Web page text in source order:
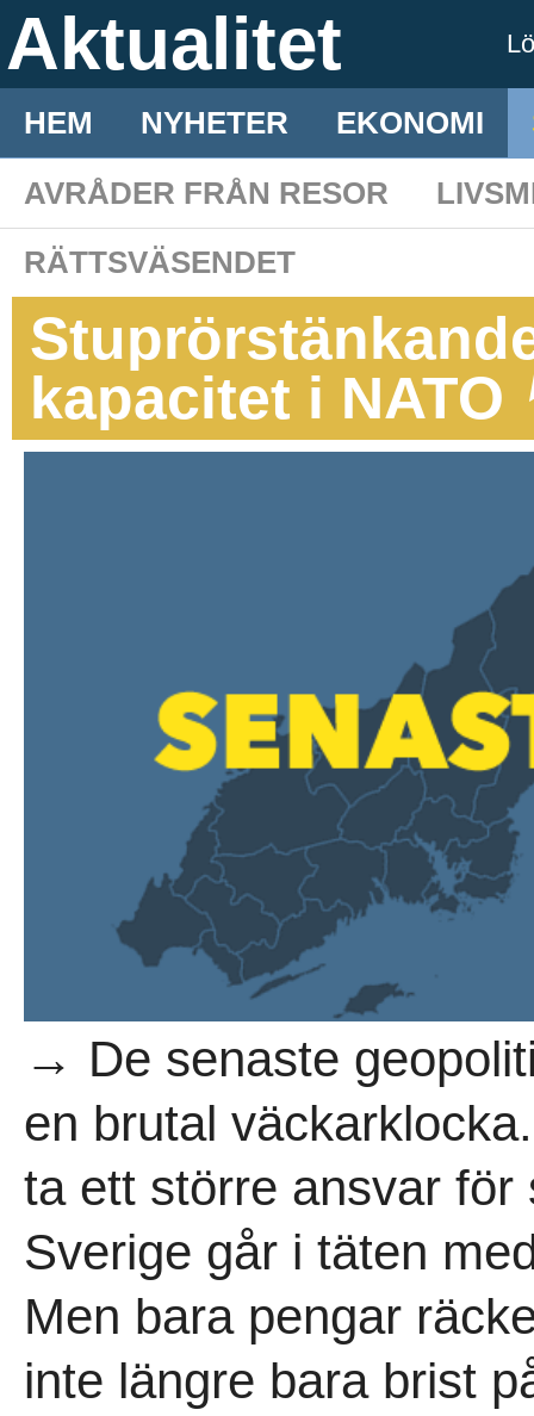
Aktualitet
HEM NYHETER EKONOMI
AVRÅDER FRÅN RESOR
RÄTTSVÄSENDET
kapacitet i NATO
→ De senaste
en brutal
ta ett större ansvar
Sverige går i täten
Men bara pengar
inte längre bara brist